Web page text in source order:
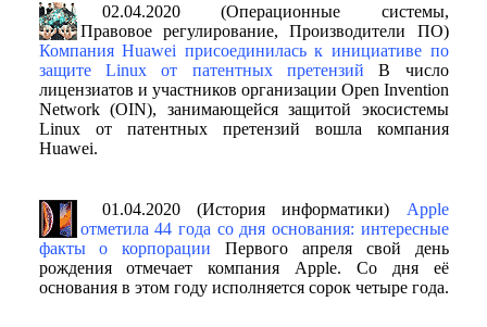
02.04.2020 (Операционные системы,
Правовое регулирование, Производители ПО)
Компания Huawei присоединилась к инициативе по
защите Linux от патентных претензий В число
лицензиатов и участников организации Open Invention
Network (OIN), занимающейся защитой экосистемы
Linux от патентных претензий вошла компания
Huawei.
01.04.2020 (История информатики) Apple
отметила 44 года со дня основания: интересные
факты о корпорации Первого апреля свой день
рождения отмечает компания Apple. Со дня её
основания в этом году исполняется сорок четыре года.